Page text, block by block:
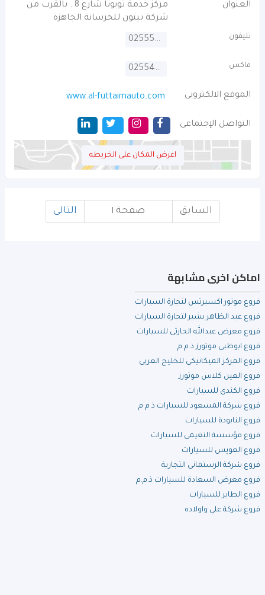
العنوان
مركز خدمة تويوتا شارع 8 . بالقرب من
شركة بيتون للخرسانة الجاهزة
تليفون 025554464
فاكس 025541979
الموقع الالكترونى www.al-futtaimauto.com
التواصل الإجتماعى
اعرض المكان على الخريطه
السابق صفحة ١ التالى
اماكن اخرى مشابهة
فروع موتور اكسبرتس لتجارة السيارات
فروع عبد الظاهر بشير لتجارة السيارات
فروع معرض عبدالله الحارثى للسيارات
فروع ابوظبى موتورز ذ م م
فروع المركز الميكانيكى للخليج العربى
فروع العين كلاس موتورز
فروع الكندى للسيارات
فروع شركة المسعود للسيارات ذ م م
فروع النابودة للسيارات
فروع مؤسسة النعيمى للسيارات
فروع العويس للسيارات
فروع شركة الرستمانى التجارية
فروع معرض السعادة للسيارات ذ.م.م
فروع الطاير للسيارات
فروع شركة علي واولاده